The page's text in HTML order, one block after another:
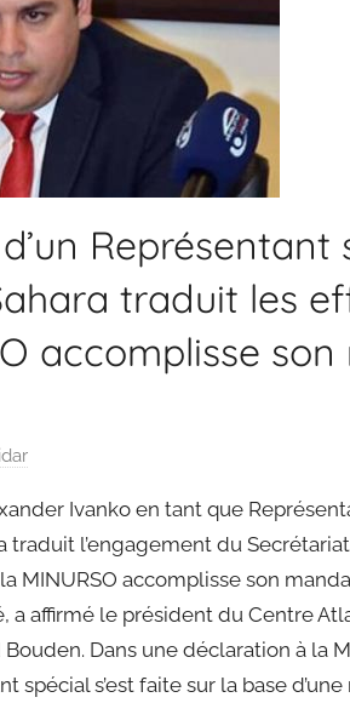
Représentant
traduit les
accomplisse
Ivanko en tant que
traduit l’engagement du
MINURSO accomplisse son
a affirmé le président du Centre
Dans une déclaration à la
spécial s’est faite sur la base